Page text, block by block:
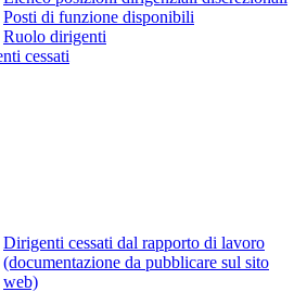
Posti di funzione disponibili
Ruolo dirigenti
cessati
Dirigenti cessati dal rapporto di lavoro
(documentazione da pubblicare sul sito
web)